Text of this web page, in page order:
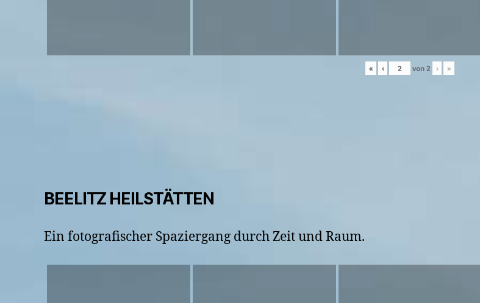
« ‹ von 2 › »
BEELITZ HEILSTÄTTEN
Ein fotografischer Spaziergang durch Zeit und Raum.